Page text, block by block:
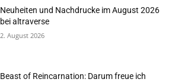
Neuheiten und Nachdrucke im August 2026
bei altraverse
2. August 2026
Beast of Reincarnation: Darum freue ich